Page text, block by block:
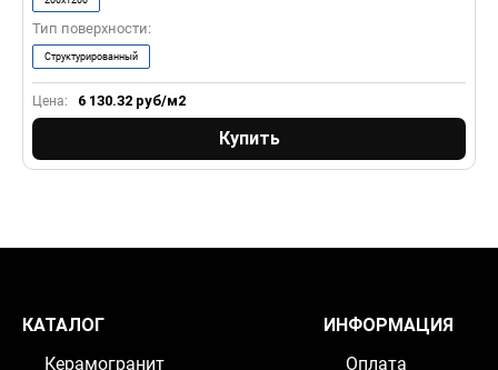
Цена: 6 130.32 руб/м2
Купить
Тип поверхности:
Структурированный
КАТАЛОГ
Керамогранит
ИНФОРМАЦИЯ
Оплата